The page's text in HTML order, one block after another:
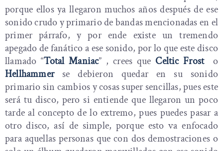
porque ellos ya llegaron muchos años después de ese
sonido crudo y primario de bandas mencionadas en el
primer párrafo, y por ende existe un tremendo
apegado de fanático a ese sonido, por lo que este disco
llamado “Total Maniac” , crees queCeltic Frost o
Hellhammer se debieron quedar en su sonido
primario sin cambios y cosas super sencillas, pues este
será tu disco, pero si entiende que llegaron un poco
tarde al concepto de lo extremo, pues puedes pasar a
otro disco, así de simple, porque esto va enfocado
para aquellas personas que con dos demostraciones o